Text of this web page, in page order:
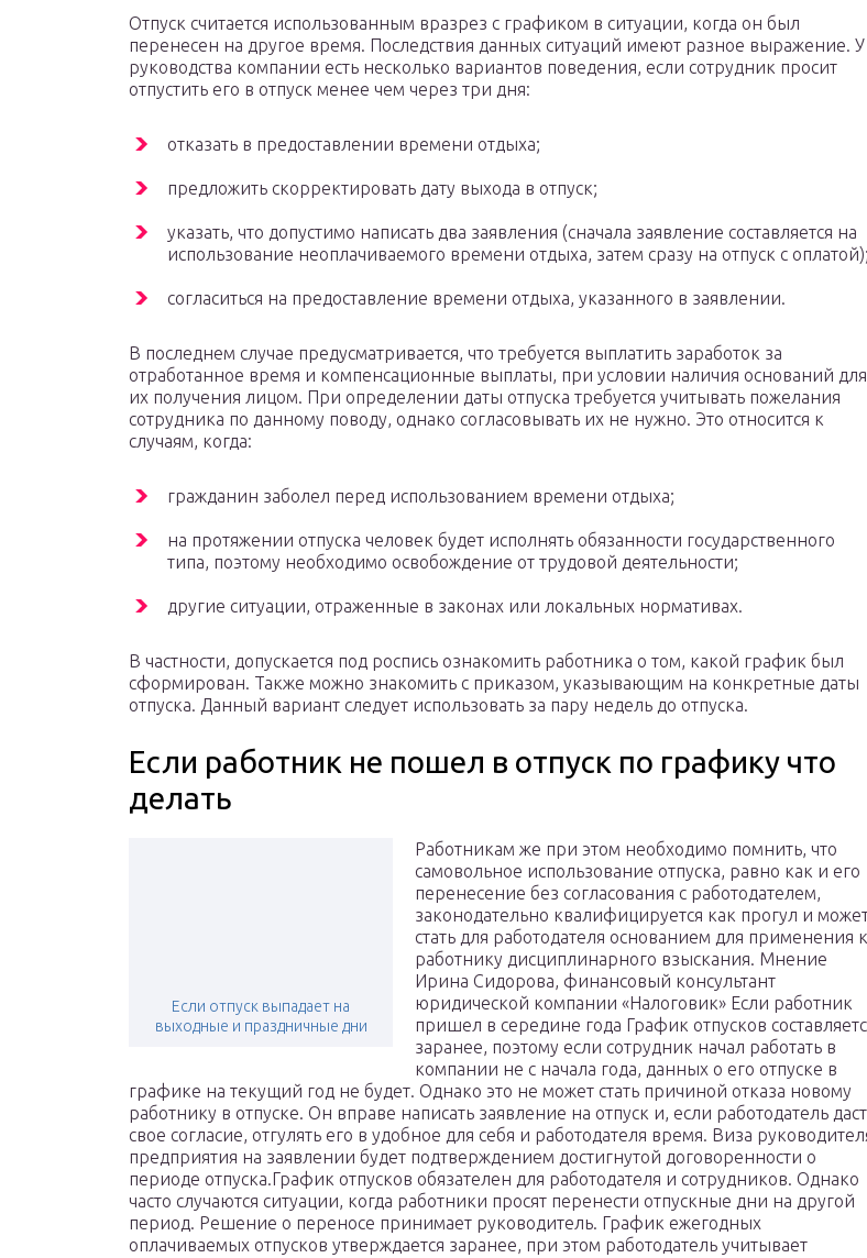
Отпуск считается использованным вразрез с графиком в ситуации, когда он был
перенесен на другое время. Последствия данных ситуаций имеют разное выражение. У
руководства компании есть несколько вариантов поведения, если сотрудник просит
отпустить его в отпуск менее чем через три дня:
отказать в предоставлении времени отдыха;
предложить скорректировать дату выхода в отпуск;
указать, что допустимо написать два заявления (сначала заявление составляется на
использование неоплачиваемого времени отдыха, затем сразу на отпуск с оплатой);
согласиться на предоставление времени отдыха, указанного в заявлении.
В последнем случае предусматривается, что требуется выплатить заработок за
отработанное время и компенсационные выплаты, при условии наличия оснований для
их получения лицом. При определении даты отпуска требуется учитывать пожелания
сотрудника по данному поводу, однако согласовывать их не нужно. Это относится к
случаям, когда:
гражданин заболел перед использованием времени отдыха;
на протяжении отпуска человек будет исполнять обязанности государственного
типа, поэтому необходимо освобождение от трудовой деятельности;
другие ситуации, отраженные в законах или локальных нормативах.
В частности, допускается под роспись ознакомить работника о том, какой график был
сформирован. Также можно знакомить с приказом, указывающим на конкретные даты
отпуска. Данный вариант следует использовать за пару недель до отпуска.
Если работник не пошел в отпуск по графику что
делать
Если отпуск выпадает на
выходные и праздничные дни
Работникам же при этом необходимо помнить, что
самовольное использование отпуска, равно как и его
перенесение без согласования с работодателем,
законодательно квалифицируется как прогул и
стать для работодателя основанием для применения к
работнику дисциплинарного взыскания. Мнение
Ирина Сидорова, финансовый консультант
юридической компании «Налоговик» Если работник
пришел в середине года График отпусков
заранее, поэтому если сотрудник начал работать в
компании не с начала года, данных о его отпуске в
графике на текущий год не будет. Однако это не может стать причиной отказа новому
работнику в отпуске. Он вправе написать заявление на отпуск и, если работодатель даст
свое согласие, отгулять его в удобное для себя и работодателя время. Виза
предприятия на заявлении будет подтверждением достигнутой договоренности о
периоде отпуска.График отпусков обязателен для работодателя и сотрудников. Однако
часто случаются ситуации, когда работники просят перенести отпускные дни на другой
период. Решение о переносе принимает руководитель. График ежегодных
оплачиваемых отпусков утверждается заранее, при этом работодатель учитывает